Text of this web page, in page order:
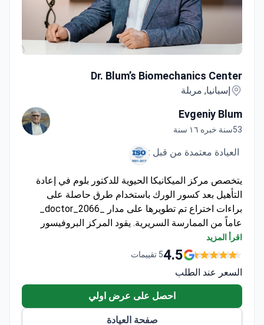
Dr. Blum’s Biomechanics Center
إسبانيا, مربلة
Evgeniy Blum
53سنة خبره ١٦ سنة
العيادة معتمدة من قبل :
يتخصص مركز الميكانيكا الحيوية للدكتور بلوم في إعادة
التأهيل بعد كسور الورك باستخدام طرق حاصلة على
عاماً من الممارسة السريرية. يقود المركز البروفيسور
بلوم، وهو عالم في الفسيولوجيا العصبية ومخترع حاصل
على 62 براءة اختراع دولية. يعمل نهجه
SOMATODYNAMICS على تنشيط عمليات التجديد
الطبيعية للعظام والمفاصل والعضلات. يجذب المركز
المرضى الدوليين بفضل برامج إعادة التأهيل المتخصصة
في مناخ ماربيا المتوسطي.
اقرأ المزيد
السعر عند الطلب
احصل على عرض اولي
صفحة العيادة